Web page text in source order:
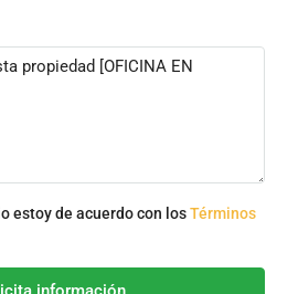
estoy de acuerdo con losTérminos